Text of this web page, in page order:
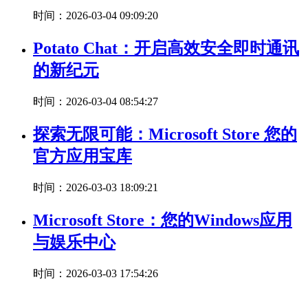
时间：2026-03-04 09:09:20
Potato Chat：开启高效安全即时通讯
的新纪元
时间：2026-03-04 08:54:27
探索无限可能：Microsoft Store 您的
官方应用宝库
时间：2026-03-03 18:09:21
Microsoft Store：您的Windows应用
与娱乐中心
时间：2026-03-03 17:54:26